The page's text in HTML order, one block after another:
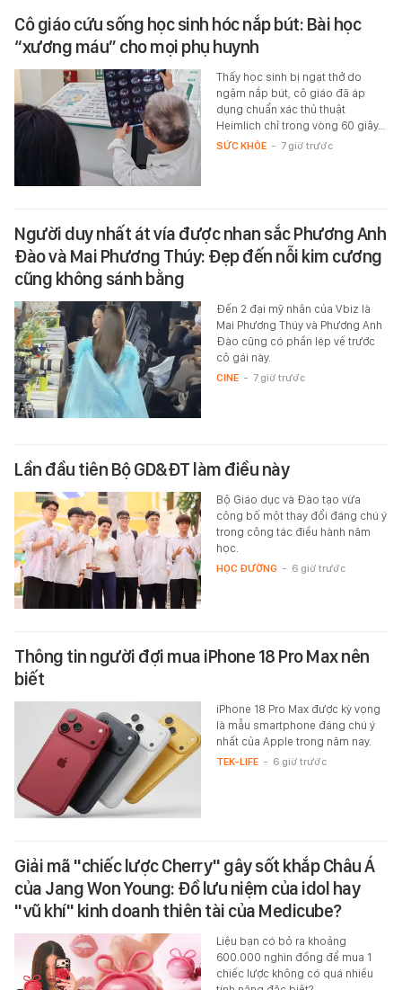
Cô giáo cứu sống học sinh hóc nắp bút: Bài học
“xương máu” cho mọi phụ huynh
Thấy học sinh bị ngạt thở do
ngậm nắp bút, cô giáo đã áp
dụng chuẩn xác thủ thuật
Heimlich chỉ trong vòng 60 giây…
SỨC KHỎE - 7 giờ trước
Người duy nhất át vía được nhan sắc Phương Anh
Đào và Mai Phương Thúy: Đẹp đến nỗi kim cương
cũng không sánh bằng
Đến 2 đại mỹ nhân của Vbiz là
Mai Phương Thúy và Phương Anh
Đào cũng có phần lép vế trước
cô gái này.
CINE - 7 giờ trước
Lần đầu tiên Bộ GD&ĐT làm điều này
Bộ Giáo dục và Đào tạo vừa
công bố một thay đổi đáng chú ý
trong công tác điều hành năm
học.
HỌC ĐƯỜNG - 6 giờ trước
Thông tin người đợi mua iPhone 18 Pro Max nên
biết
iPhone 18 Pro Max được kỳ vọng
là mẫu smartphone đáng chú ý
nhất của Apple trong năm nay.
TEK-LIFE - 6 giờ trước
Giải mã "chiếc lược Cherry" gây sốt khắp Châu Á
của Jang Won Young: Đồ lưu niệm của idol hay
"vũ khí" kinh doanh thiên tài của Medicube?
Liệu bạn có bỏ ra khoảng
600.000 nghìn đồng để mua 1
chiếc lược không có quá nhiều